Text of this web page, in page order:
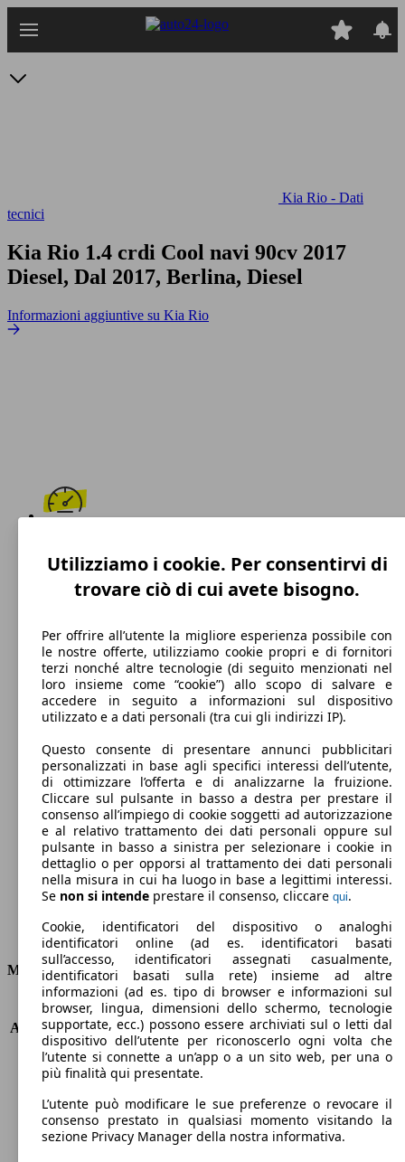
Kia Rio - Dati
tecnici
Kia Rio 1.4 crdi Cool navi 90cv 2017
Diesel, Dal 2017, Berlina, Diesel
Informazioni aggiuntive su Kia Rio
Diesel
Carburante
98 g/km
Emissioni di CO2 (combinato)*
Ø 3.8 l/100km
Consumi
Motore e Prestazioni
KW (PS)
66 kW (90 PS)
Accelerazione (0-100 km/h) 12.0s
Velocità massima (km/h)
175 km/h
Numero di marce
6
Cilindrata
1396 ccm
Carburante
Diesel
Utilizziamo i cookie. Per consentirvi di
trovare ciò di cui avete bisogno.
Per offrire all’utente la migliore esperienza possibile con
le nostre offerte, utilizziamo cookie propri e di fornitori
terzi nonché altre tecnologie (di seguito menzionati nel
loro insieme come “cookie”) allo scopo di salvare e
accedere in seguito a informazioni sul dispositivo
utilizzato e a dati personali (tra cui gli indirizzi IP).
Questo consente di presentare annunci pubblicitari
personalizzati in base agli specifici interessi dell’utente,
di ottimizzare l’offerta e di analizzarne la fruizione.
Cliccare sul pulsante in basso a destra per prestare il
consenso all’impiego di cookie soggetti ad autorizzazione
e al relativo trattamento dei dati personali oppure sul
pulsante in basso a sinistra per selezionare i cookie in
dettaglio o per opporsi al trattamento dei dati personali
nella misura in cui ha luogo in base a legittimi interessi.
Se non si intende prestare il consenso, cliccare qui.
Cookie, identificatori del dispositivo o analoghi
identificatori online (ad es. identificatori basati
sull’accesso, identificatori assegnati casualmente,
identificatori basati sulla rete) insieme ad altre
informazioni (ad es. tipo di browser e informazioni sul
browser, lingua, dimensioni dello schermo, tecnologie
supportate, ecc.) possono essere archiviati sul o letti dal
dispositivo dell’utente per riconoscerlo ogni volta che
l’utente si connette a un’app o a un sito web, per una o
più finalità qui presentate.
L’utente può modificare le sue preferenze o revocare il
consenso prestato in qualsiasi momento visitando la
sezione Privacy Manager della nostra informativa.